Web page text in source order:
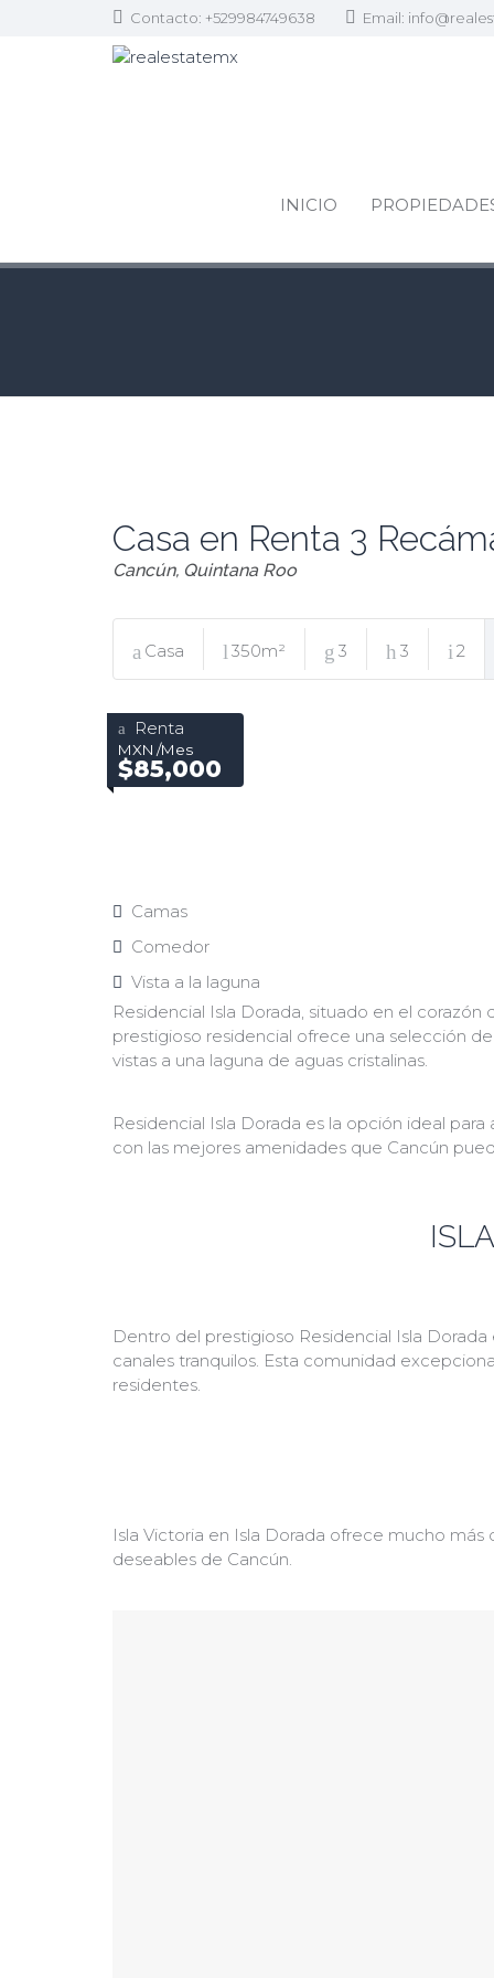
Contacto: +529984749638 Email:
INICIO
Casa en Renta 3
Cancún, Quintana Roo
Casa 350m² 3 3 2
Renta
MXN /Mes
$85,000
Camas
Comedor
Vista a la laguna
Residencial Isla Dorada, situado en el
prestigioso residencial ofrece una selección
vistas a una laguna de aguas cristalinas.
Residencial Isla Dorada es la opción ideal
con las mejores amenidades que Cancún
Dentro del prestigioso Residencial Isla
canales tranquilos. Esta comunidad
residentes.
Isla Victoria en Isla Dorada ofrece mucho
deseables de Cancún.